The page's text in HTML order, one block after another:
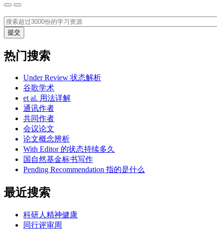
热门搜索
Under Review 状态解析
谷歌学术
et al. 用法详解
通讯作者
共同作者
会议论文
论文概念辨析
With Editor 的状态持续多久
国自然基金标书写作
Pending Recommendation 指的是什么
最近搜索
科研人精神健康
同行评审周